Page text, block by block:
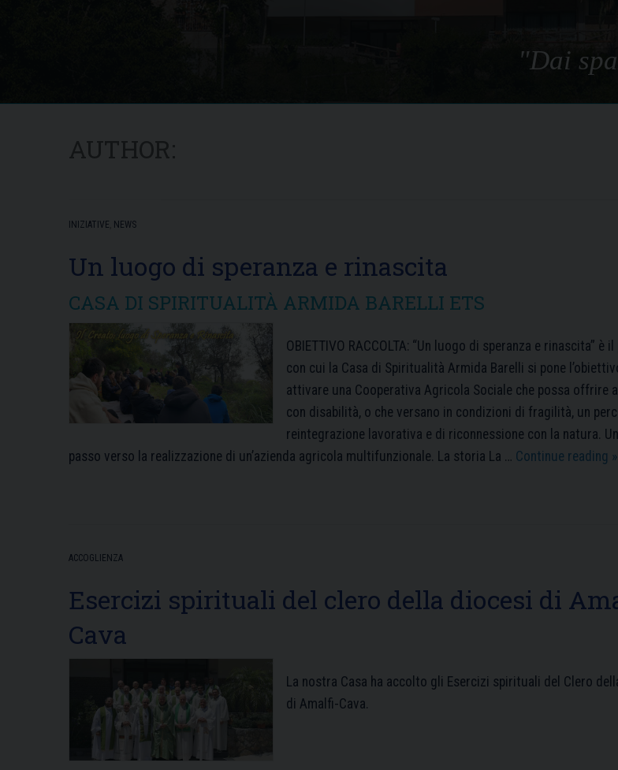
"Dai
INIZIATIVE NEWS
Un luogo di speranza e rinascita
CASA DI SPIRITUALITÀ ARMIDA BARELLI ETS
OBIETTIVO RACCOLTA: “Un luogo di speranza e rinascita” è
con cui la Casa di Spiritualità Armida Barelli si pone
attivare una Cooperativa Agricola Sociale che possa offrire
con disabilità, o che versano in condizioni di fragilità, un
reintegrazione lavorativa e di riconnessione con la natura.
passo verso la realizzazione di un’azienda agricola multifunzionale. La storia La … Continue reading Un
»
ACCOGLIENZA
Esercizi spirituali del clero della diocesi di
Cava
La nostra Casa ha accolto gli Esercizi spirituali del Clero
di Amalfi-Cava.